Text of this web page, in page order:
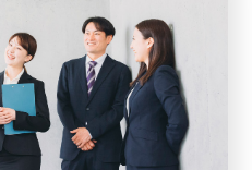
クサポート活動報告
した！